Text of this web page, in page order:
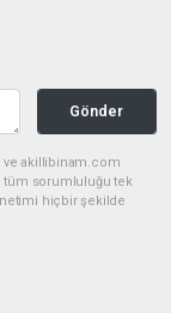
Gönder
ve akillibinam.com
tüm sorumluluğu tek
hiçbir şekilde